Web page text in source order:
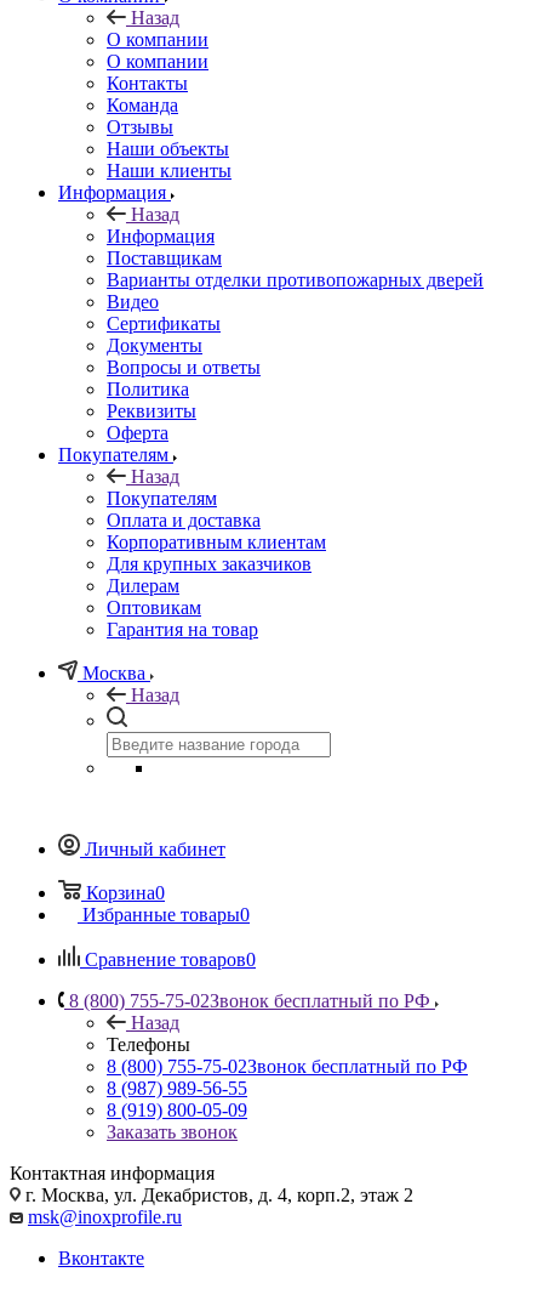
Назад
О компании
О компании
Контакты
Команда
Отзывы
Наши объекты
Наши клиенты
Информация
Назад
Информация
Поставщикам
Варианты отделки противопожарных дверей
Видео
Сертификаты
Документы
Вопросы и ответы
Политика
Реквизиты
Оферта
Покупателям
Назад
Покупателям
Оплата и доставка
Корпоративным клиентам
Для крупных заказчиков
Дилерам
Оптовикам
Гарантия на товар
Москва
Назад
Личный кабинет
Корзина0
Избранные товары0
Сравнение товаров0
8 (800) 755-75-02Звонок бесплатный по РФ
Назад
Телефоны
8 (800) 755-75-02Звонок бесплатный по РФ
8 (987) 989-56-55
8 (919) 800-05-09
Заказать звонок
Контактная информация
г. Москва, ул. Декабристов, д. 4, корп.2, этаж 2
msk@inoxprofile.ru
Вконтакте